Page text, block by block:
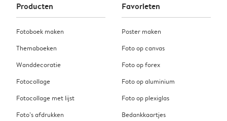
Producten
Fotoboek maken
Themaboeken
Wanddecoratie
Fotocollage
Fotocollage met lijst
Foto’s afdrukken
Favorieten
Poster maken
Foto op canvas
Foto op forex
Foto op aluminium
Foto op plexiglas
Bedankkaartjes